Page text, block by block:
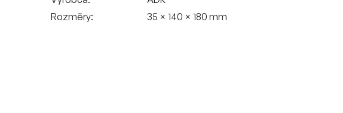
Rozměry
35 × 140 × 180 mm